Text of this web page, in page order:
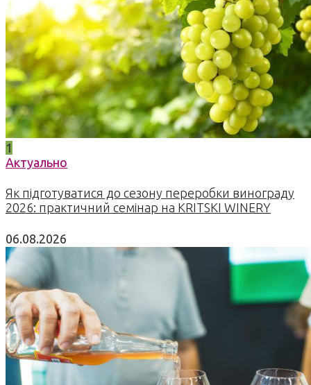
1
Актуально
Як підготуватися до сезону переробки винограду
2026: практичний семінар на KRITSKI WINERY
06.08.2026